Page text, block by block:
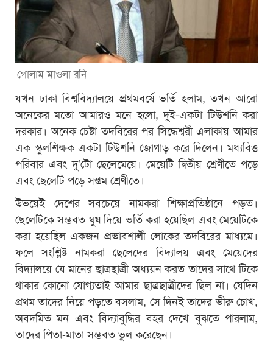
গোলাম মাওলা রনি
যখন ঢাকা বিশ্ববিদ্যালয়ে প্রথমবর্ষে ভর্তি হলাম, তখন আরো
অনেকের মতো আমারও মনে হলো, দুই-একটা টিউশনি করা
দরকার। অনেক চেষ্টা তদবিরের পর সিদ্ধেশ্বরী এলাকায় আমার
এক স্কুলশিক্ষক একটা টিউশনি জোগাড় করে দিলেন। মধ্যবিত্ত
পরিবার এবং দু’টো ছেলেমেয়ে। মেয়েটি দ্বিতীয় শ্রেণীতে পড়ে
এবং ছেলেটি পড়ে সপ্তম শ্রেণীতে।
উভয়েই দেশের সবচেয়ে নামকরা শিক্ষাপ্রতিষ্ঠানে পড়ত।
ছেলেটিকে সম্ভবত ঘুষ দিয়ে ভর্তি করা হয়েছিল এবং মেয়েটিকে
করা হয়েছিল একজন প্রভাবশালী লোকের তদবিরের মাধ্যমে।
ফলে সংশ্লিষ্ট নামকরা ছেলেদের বিদ্যালয় এবং মেয়েদের
বিদ্যালয়ে যে মানের ছাত্রছাত্রী অধ্যয়ন করত তাদের সাথে টিকে
থাকার কোনো যোগ্যতাই আমার ছাত্রছাত্রীদের ছিল না। যেদিন
প্রথম তাদের নিয়ে পড়তে বসলাম, সে দিনই তাদের ভীরু চোখ,
অবদমিত মন এবং বিদ্যাবুদ্ধির বহর দেখে বুঝতে পারলাম,
তাদের পিতা-মাতা সম্ভবত ভুল করেছেন।